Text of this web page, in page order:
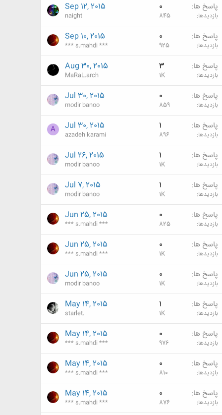
پاسخ ها 0
بازدیدها 845
Sep 12, 2015
naight
پاسخ ها 0
بازدیدها 925
Sep 10, 2015
*** s.mahdi ***
پاسخ ها 3
بازدیدها 1K
Aug 30, 2015
MaRaL.arch
پاسخ ها 0
بازدیدها 859
Jul 30, 2015
modir banoo
پاسخ ها 1
بازدیدها 896
Jul 30, 2015
azadeh karami
A
پاسخ ها 1
بازدیدها 1K
Jul 26, 2015
modir banoo
پاسخ ها 1
بازدیدها 1K
Jul 7, 2015
modir banoo
پاسخ ها 0
بازدیدها 825
Jun 25, 2015
*** s.mahdi ***
پاسخ ها 0
بازدیدها 1K
Jun 25, 2015
*** s.mahdi ***
پاسخ ها 0
بازدیدها 1K
Jun 25, 2015
modir banoo
پاسخ ها 1
بازدیدها 1K
May 14, 2015
starlet.
پاسخ ها 0
بازدیدها 976
May 14, 2015
*** s.mahdi ***
پاسخ ها 0
بازدیدها 810
May 14, 2015
*** s.mahdi ***
پاسخ ها 0
بازدیدها 876
May 14, 2015
*** s.mahdi ***